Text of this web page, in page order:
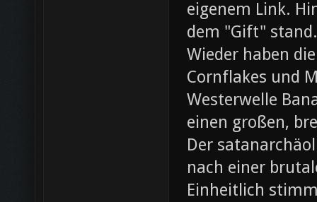
eigenem Link.
dem "Gift" stand.
Wieder haben
Cornflakes und
Westerwelle
einen großen,
Der
nach einer
Einheitlich